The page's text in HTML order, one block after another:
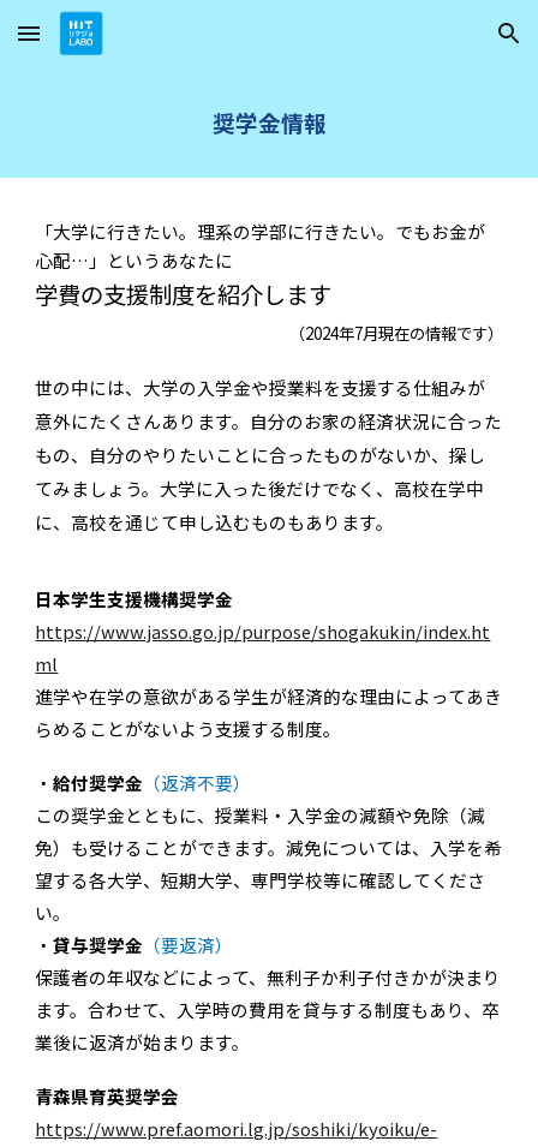
Skip to main content Skip to navigation
奨学金情報
「大学に行きたい。理系の学部に行きたい。でもお金が
心配… 」というあなたに
学費の支援制度を紹介します
（2024年7月現在の情報です）
世の中には、大学の入学金や授業料を支援する仕組みが
意外にたくさんあります。自分のお家の経済状況に合った
もの、自分のやりたいことに合ったものがないか、探し
てみましょう。大学に入った後だけでなく、高校在学中
に、高校を通じて申し込むものもあります。
日本学生支援機構奨学金
https://www.jasso.go.jp/purpose/shogakukin/index.ht
ml
進学や在学の意欲がある学生が経済的な理由によってあき
らめることがないよう支援する制度。
・給付奨学金 （返済不要）
この奨学金とともに、授業料・入学金の減額や免除（減
免）も受けることができます。減免については、入学を希
望する各大学、短期大学、専門学校等に確認してくださ
い。
・貸与奨学金 （要返済）
保護者の年収などによって、無利子か利子付きかが決まり
ます。合わせて、入学時の費用を貸与する制度もあり、卒
業後に返済が始まります。
青森県育英奨学会
https://www.pref.aomori.lg.jp/soshiki/kyoiku/e-